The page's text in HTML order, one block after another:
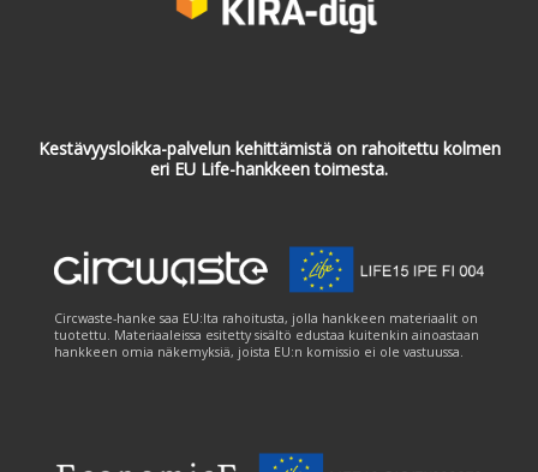
Kestävyysloikka-palvelun kehittämistä on rahoitettu kolmen
eri EU Life-hankkeen toimesta.
Circwaste-hanke saa EU:lta rahoitusta, jolla hankkeen materiaalit on
tuotettu. Materiaaleissa esitetty sisältö edustaa kuitenkin ainoastaan
hankkeen omia näkemyksiä, joista EU:n komissio ei ole vastuussa.